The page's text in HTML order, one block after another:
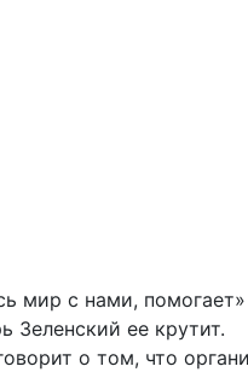
мир с нами,
Зеленский ее крутит.
о том, что